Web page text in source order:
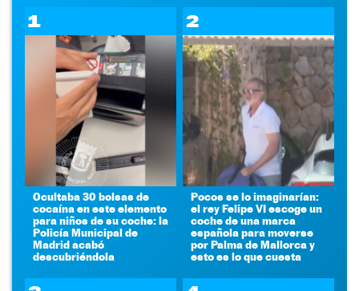
1
Ocultaba 30 bolsas de
cocaína en este elemento
para niños de su coche: la
Policía Municipal de
Madrid acabó
descubriéndola
2
Pocos se lo imaginarían:
el rey Felipe VI escoge un
coche de una marca
española para moverse
por Palma de Mallorca y
esto es lo que cuesta